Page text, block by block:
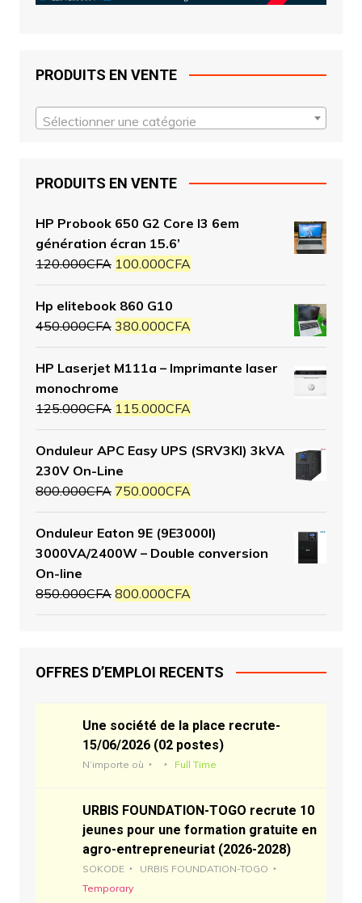
PRODUITS EN VENTE
Sélectionner une catégorie
PRODUITS EN VENTE
HP Probook 650 G2 Core I3 6em
génération écran 15.6’
120.000CFA 100.000CFA
Hp elitebook 860 G10
450.000CFA 380.000CFA
HP Laserjet M111a – Imprimante laser
monochrome
125.000CFA 115.000CFA
Onduleur APC Easy UPS (SRV3KI) 3kVA
230V On-Line
800.000CFA 750.000CFA
Onduleur Eaton 9E (9E3000I)
3000VA/2400W – Double conversion
On-line
850.000CFA 800.000CFA
OFFRES D’EMPLOI RECENTS
Une société de la place recrute-
15/06/2026 (02 postes)
N’importe où Full Time
URBIS FOUNDATION-TOGO recrute 10
jeunes pour une formation gratuite en
agro-entrepreneuriat (2026-2028)
SOKODE
URBIS FOUNDATION-TOGO
Temporary